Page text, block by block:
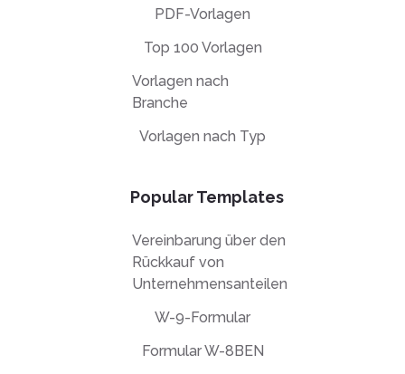
PDF-Vorlagen
Top 100 Vorlagen
Vorlagen nach
Branche
Vorlagen nach Typ
Popular Templates
Vereinbarung über den
Rückkauf von
Unternehmensanteilen
W-9-Formular
Formular W-8BEN